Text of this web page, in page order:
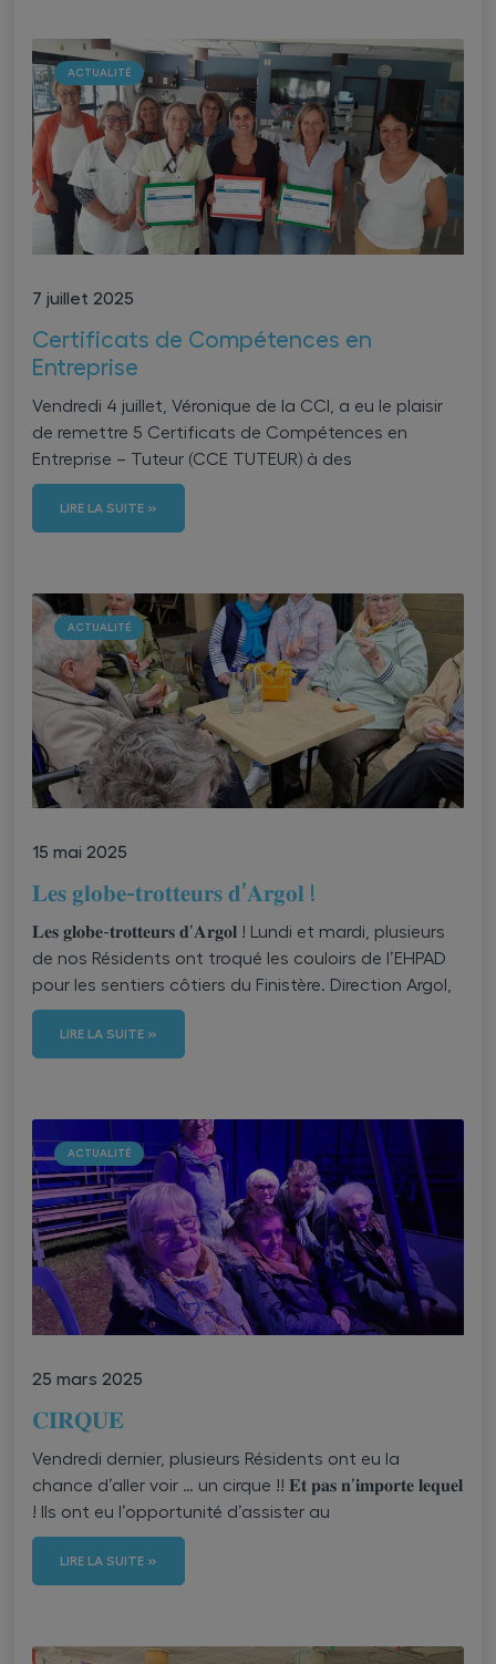
ACTUALITÉ
Certificats de Compétences en
Entreprise
Vendredi 4 juillet, Véronique de la CCI, a eu le plaisir
de remettre 5 Certificats de Compétences en
Entreprise – Tuteur (CCE TUTEUR) à des
LIRE LA SUITE »
7 juillet 2025
ACTUALITÉ
𝐋𝐞𝐬 𝐠𝐥𝐨𝐛𝐞-𝐭𝐫𝐨𝐭𝐭𝐞𝐮𝐫𝐬 𝐝’𝐀𝐫𝐠𝐨𝐥 !
𝐋𝐞𝐬 𝐠𝐥𝐨𝐛𝐞-𝐭𝐫𝐨𝐭𝐭𝐞𝐮𝐫𝐬 𝐝’𝐀𝐫𝐠𝐨𝐥 ! Lundi et mardi, plusieurs
de nos Résidents ont troqué les couloirs de l’EHPAD
pour les sentiers côtiers du Finistère. Direction Argol,
LIRE LA SUITE »
15 mai 2025
ACTUALITÉ
𝐂𝐈𝐑𝐐𝐔𝐄
Vendredi dernier, plusieurs Résidents ont eu la
chance d’aller voir … un cirque !! 𝐄𝐭 𝐩𝐚𝐬 𝐧’𝐢𝐦𝐩𝐨𝐫𝐭𝐞 𝐥𝐞𝐪𝐮𝐞𝐥
! Ils ont eu l’opportunité d’assister au
LIRE LA SUITE »
25 mars 2025